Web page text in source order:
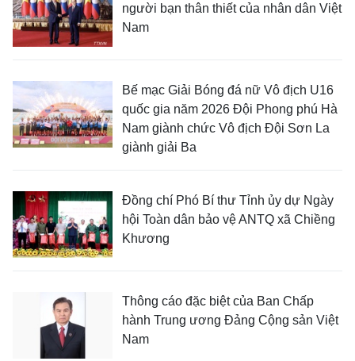
người bạn thân thiết của nhân dân Việt
Nam
Bế mạc Giải Bóng đá nữ Vô địch U16
quốc gia năm 2026 Đội Phong phú Hà
Nam giành chức Vô địch Đội Sơn La
giành giải Ba
Đồng chí Phó Bí thư Tỉnh ủy dự Ngày
hội Toàn dân bảo vệ ANTQ xã Chiềng
Khương
Thông cáo đặc biệt của Ban Chấp
hành Trung ương Đảng Cộng sản Việt
Nam